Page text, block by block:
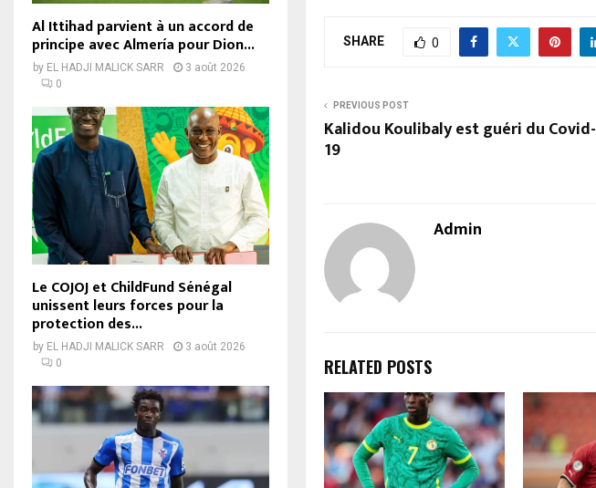
SHARE 0
PREVIOUS POST
Kalidou Koulibaly est guéri du Covid-
19
Admin
RELATED POSTS
Al Ittihad parvient à un accord de
principe avec Almería pour Dion...
by EL HADJI MALICK SARR
3 août 2026
0
Le COJOJ et ChildFund Sénégal
unissent leurs forces pour la
protection des...
by EL HADJI MALICK SARR
3 août 2026
0